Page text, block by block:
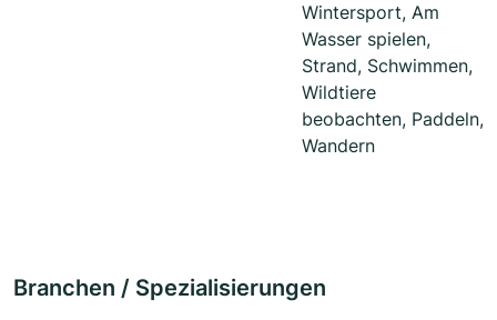
Wintersport, Am
Wasser spielen,
Strand, Schwimmen,
Wildtiere
beobachten, Paddeln,
Wandern
Branchen / Spezialisierungen